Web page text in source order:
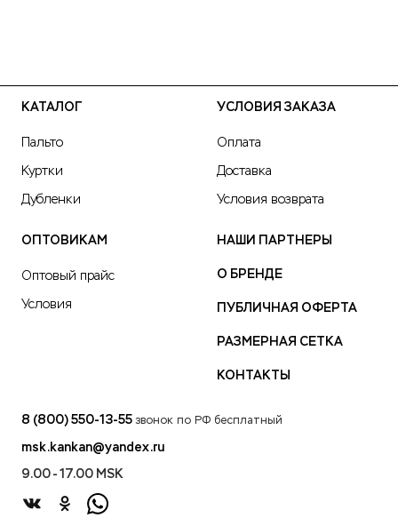
КАТАЛОГ
Пальто
Куртки
Дубленки
УСЛОВИЯ ЗАКАЗА
Оплата
Доставка
Условия возврата
ОПТОВИКАМ
Оптовый прайс
Условия
НАШИ ПАРТНЕРЫ
О БРЕНДЕ
ПУБЛИЧНАЯ ОФЕРТА
РАЗМЕРНАЯ СЕТКА
КОНТАКТЫ
8 (800) 550-13-55 звонок по РФ бесплатный
msk.kankan@yandex.ru
9.00 - 17.00 MSK